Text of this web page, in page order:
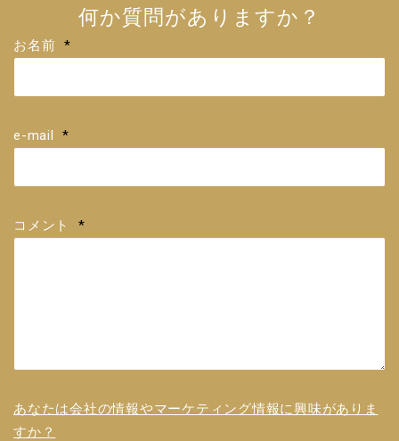
何か質問がありますか？
お名前 *
e-mail *
コメント *
あなたは会社の情報やマーケティング情報に興味がありま
すか？